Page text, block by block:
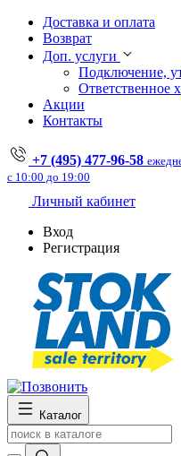
Доставка и оплата
Возврат
Доп. услуги
Подключение,
Ответственное
Акции
Контакты
+7 (495) 477-96-58
с 10:00 до 19:00
Личный кабинет
Вход
Регистрация
Каталог